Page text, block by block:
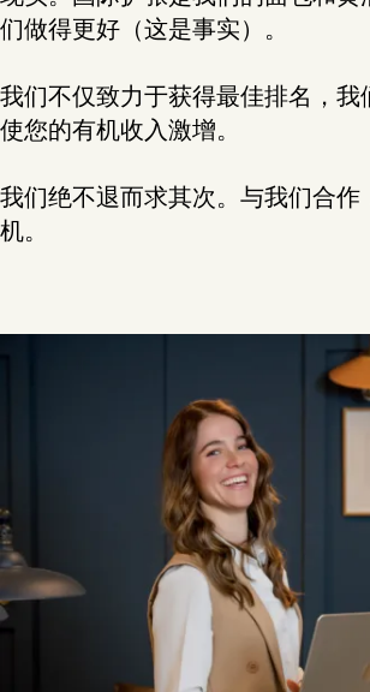
们做得更好（这是事实）。
我们不仅致力于获得最佳排名，我
使您的有机收入激增。
我们绝不退而求其次。与我们合作
机。